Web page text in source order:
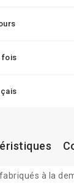
fois
à la